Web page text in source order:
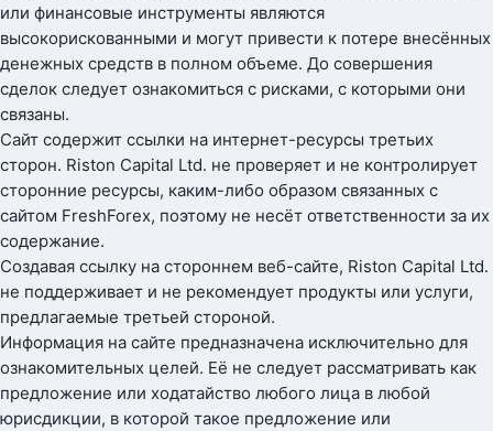
или финансовые инструменты являются
высокорискованными и могут привести к потере внесённых
денежных средств в полном объеме. До совершения
сделок следует ознакомиться с рисками, с которыми они
связаны.
Сайт содержит ссылки на интернет-ресурсы третьих
сторон. Riston Capital Ltd. не проверяет и не контролирует
сторонние ресурсы, каким-либо образом связанных с
сайтом FreshForex, поэтому не несёт ответственности за их
содержание.
Создавая ссылку на стороннем веб-сайте, Riston Capital Ltd.
не поддерживает и не рекомендует продукты или услуги,
предлагаемые третьей стороной.
Информация на сайте предназначена исключительно для
ознакомительных целей. Её не следует рассматривать как
предложение или ходатайство любого лица в любой
юрисдикции, в которой такое предложение или